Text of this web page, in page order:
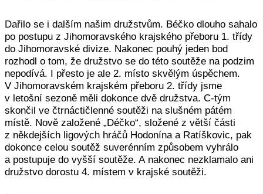
Dařilo se i dalším našim družstvům. Béčko dlouho sahalo
po postupu z Jihomoravského krajského přeboru 1. třídy
do Jihomoravské divize. Nakonec pouhý jeden bod
rozhodl o tom, že družstvo se do této soutěže na podzim
nepodívá. I přesto je ale 2. místo skvělým úspěchem.
V Jihomoravském krajském přeboru 2. třídy jsme
v letošní sezoně měli dokonce dvě družstva. C-tým
skončil ve čtrnáctičlenné soutěži na slušném pátém
místě. Nově založené „Déčko“, složené z větší části
z někdejších ligových hráčů Hodonína a Ratíškovic, pak
dokonce celou soutěž suverénním způsobem vyhrálo
a postupuje do vyšší soutěže. A nakonec nezklamalo ani
družstvo dorostu 4. místem v krajské soutěži.